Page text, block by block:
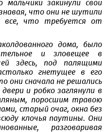
закинули свои
что они не шутили
все, что требуется от
дома, было
и зловещее в
здесь, под палящими
гнетущее в его
они сначала не решались
и робко заглянули в
поросшим травою
старый очаг, окна без
клочья паутины. Они
разговаривая